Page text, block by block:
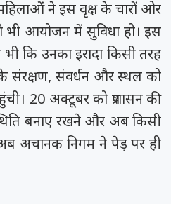
ने इस वृक्ष के चारों ओर
भी आयोजन में सुविधा हो। इस
भी कि उनका इरादा किसी तरह
संरक्षण, संवर्धन और स्थल को
20 अक्टूबर को प्रशासन की
बनाए रखने और अब किसी
अब अचानक निगम ने पेड़ पर ही